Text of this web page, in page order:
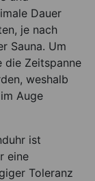
Dauer
je nach
Sauna. Um
die Zeitspanne
weshalb
Auge
ist
eine
Toleranz